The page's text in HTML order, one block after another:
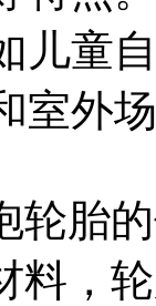
儿童
室外
轮胎
料，